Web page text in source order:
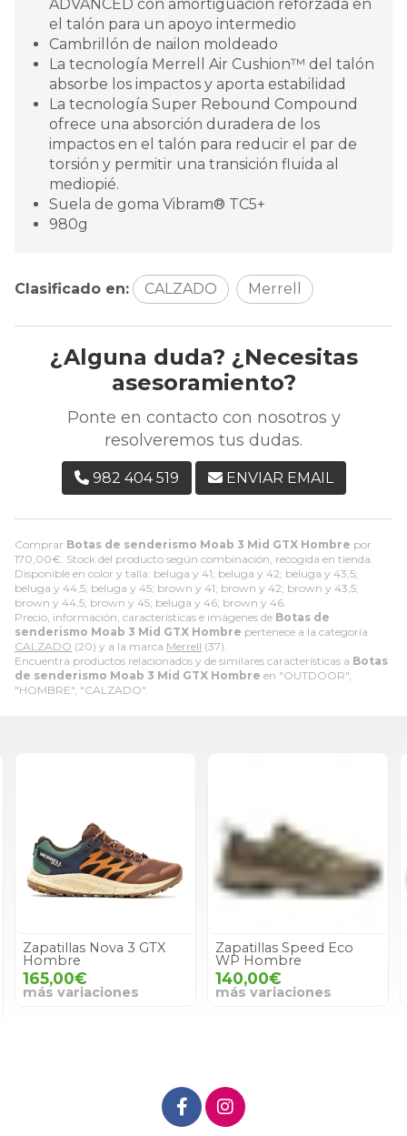
Comprar Botas de senderismo Moab 3 Mid GTX Hombre por
170,00€ . Stock del producto según combinación, recogida en tienda.
Disponible en color y talla: beluga y 41; beluga y 42; beluga y 43,5;
beluga y 44,5; beluga y 45; brown y 41; brown y 42; brown y 43,5;
brown y 44,5; brown y 45; beluga y 46; brown y 46.
Precio, información, características e imágenes de Botas de
senderismo Moab 3 Mid GTX Hombre pertenece a la categoría
CALZADO (20) y a la marca Merrell (37).
Encuentra productos relacionados y de similares características a Botas
de senderismo Moab 3 Mid GTX Hombre en "OUTDOOR",
"HOMBRE", "CALZADO".
ADVANCED con amortiguación reforzada en
el talón para un apoyo intermedio
Cambrillón de nailon moldeado
La tecnología Merrell Air Cushion™ del talón
absorbe los impactos y aporta estabilidad
La tecnología Super Rebound Compound
ofrece una absorción duradera de los
impactos en el talón para reducir el par de
torsión y permitir una transición fluida al
mediopié.
Suela de goma Vibram® TC5+
980g
Clasificado en: CALZADO Merrell
¿Alguna duda? ¿Necesitas
asesoramiento?
Ponte en contacto con nosotros y
resolveremos tus dudas.
982 404 519 ENVIAR EMAIL
Zapatillas Nova 3 GTX
Hombre
165,00€
más variaciones
Zapatillas Speed Eco
WP Hombre
140,00€
más variaciones